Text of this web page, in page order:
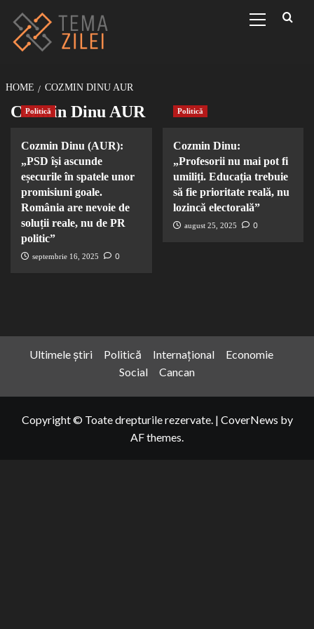
conținut
Menu
HOME COZMIN DINU AUR
Cozmin Dinu AUR
Politică
Cozmin Dinu (AUR):
„PSD își ascunde
eșecurile în spatele unor
promisiuni goale.
România are nevoie de
soluții reale, nu de PR
politic”
septembrie 16, 2025 0
Politică
Cozmin Dinu:
„Profesorii nu mai pot fi
umiliți. Educația trebuie
să fie prioritate reală, nu
lozincă electorală”
august 25, 2025 0
Ultimele știri Politică Internațional
Economie
Social
Cancan
Copyright © Toate drepturile rezervate. | CoverNews by
AF themes.